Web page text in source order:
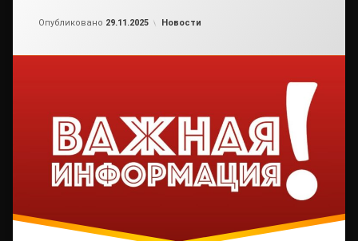
Опубликовано 29.11.2025 Рубрики:
Новости